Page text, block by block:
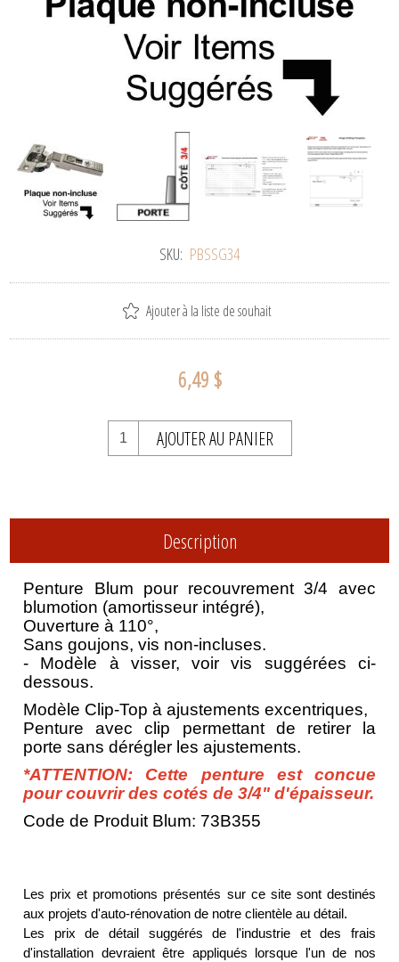
SKU: PBSSG34
Ajouter à la liste de souhait
6,49 $
AJOUTER AU PANIER
Description
Penture Blum pour recouvrement 3/4 avec
blumotion (amortisseur intégré),
Ouverture à 110°,
Sans goujons, vis non-incluses.
- Modèle à visser, voir vis suggérées ci-
dessous.
Modèle Clip-Top à ajustements excentriques,
Penture avec clip permettant de retirer la
porte sans dérégler les ajustements.
*ATTENTION: Cette penture est concue
pour couvrir des cotés de 3/4" d'épaisseur.
Code de Produit Blum: 73B355
Les prix et promotions présentés sur ce site sont destinés
aux projets d'auto-rénovation de notre clientèle au détail.
Les prix de détail suggérés de l'industrie et des frais
d'installation devraient être appliqués lorsque l'un de nos